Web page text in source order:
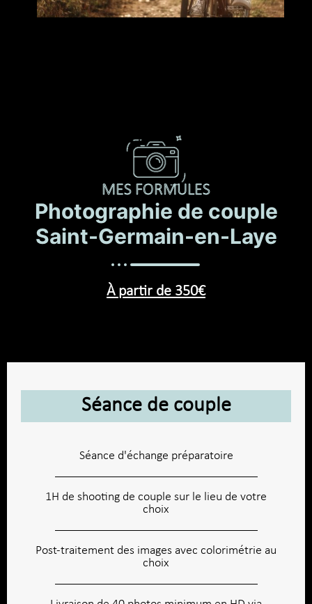
MES FORMULES
Photographie de couple
Saint-Germain-en-Laye
À partir de 350€
Séance de couple
Séance d'échange préparatoire
1H de shooting de couple sur le lieu de votre
choix
Post-traitement des images avec colorimétrie au
choix